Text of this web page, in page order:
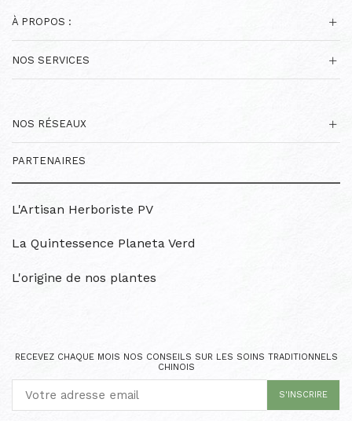
À PROPOS :
NOS SERVICES
NOS RÉSEAUX
PARTENAIRES
L'Artisan Herboriste PV
La Quintessence Planeta Verd
L'origine de nos plantes
RECEVEZ CHAQUE MOIS NOS CONSEILS SUR LES SOINS TRADITIONNELS
CHINOIS